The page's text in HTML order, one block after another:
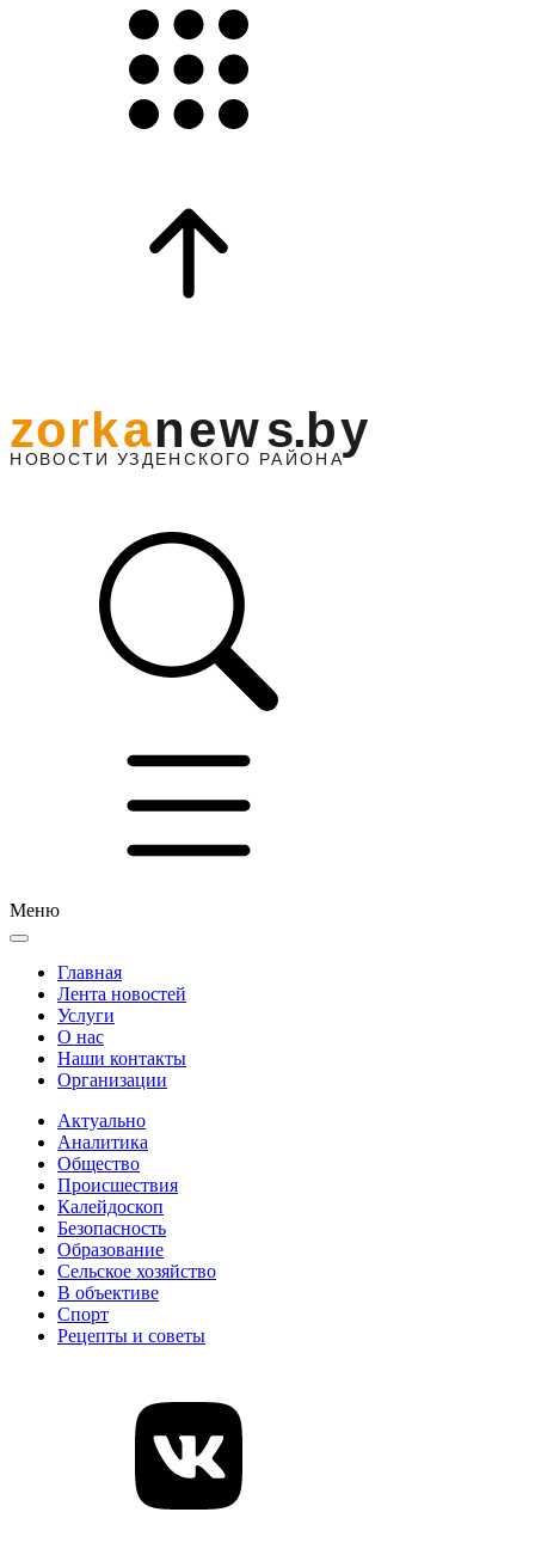
Меню
Главная
Лента новостей
Услуги
О нас
Наши контакты
Организации
Актуально
Аналитика
Общество
Происшествия
Калейдоскоп
Безопасность
Образование
Сельское хозяйство
В объективе
Спорт
Рецепты и советы